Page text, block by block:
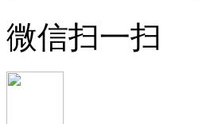
微信扫一扫